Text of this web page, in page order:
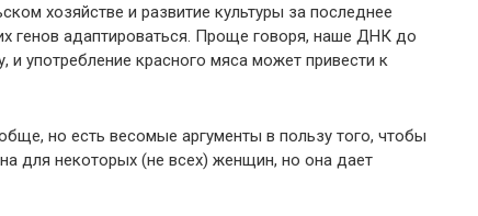
хозяйстве и развитие культуры за последнее
генов адаптироваться. Проще говоря, наше ДНК до
употребление красного мяса может привести к
но есть весомые аргументы в пользу того, чтобы
для некоторых (не всех) женщин, но она дает